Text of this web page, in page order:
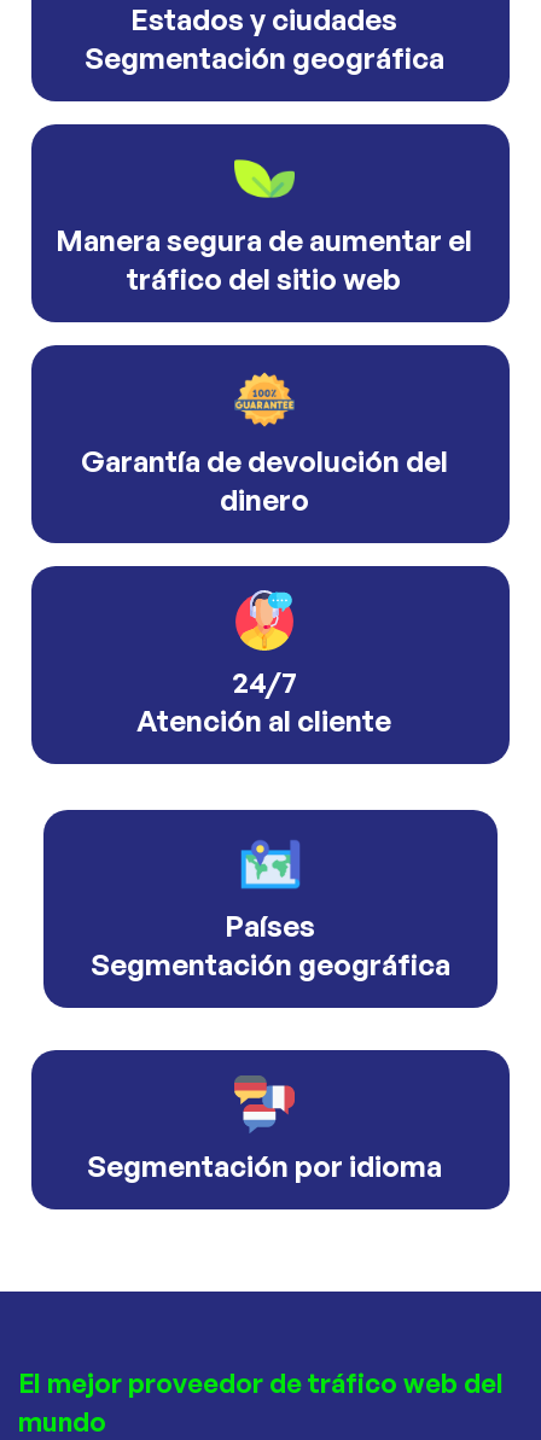
Estados y ciudades
Segmentación geográfica
Manera segura de aumentar el
tráfico del sitio web
Garantía de devolución del
dinero
24/7
Atención al cliente
Países
Segmentación geográfica
Segmentación por idioma
El mejor proveedor de tráfico web del
mundo